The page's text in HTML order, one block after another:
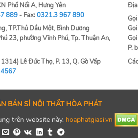
Phố Nối A, Hưng Yên
889 - Fax:0321.3 967 890
TP.Thủ Dầu Một, Bình Dương
23, phường Vĩnh Phú, Tp. Thuận An,
Lê Đức Thọ, P. 13, Q. Gò Vấp
Địa
P.
BÁN SỈ NỘI THẤT HÒA PHÁT
trên website này. hoaphatgiasi.vn